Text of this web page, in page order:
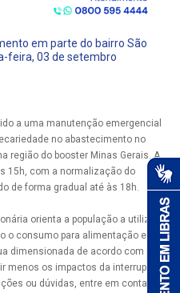
em parte do bairro São
feira, 03 de setembro
a uma manutenção emergencial
no abastecimento no
região do booster Minas Gerais. A
15h, com a normalização do
de forma gradual até às 18h.
orienta a população a utilizar a
o consumo para alimentação e
dimensionada de acordo com o
menos os impactos da interrupção
ou dúvidas, entre em contato